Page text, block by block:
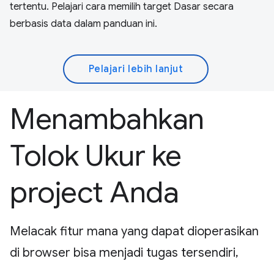
tertentu. Pelajari cara memilih target Dasar secara
berbasis data dalam panduan ini.
Pelajari lebih lanjut
Menambahkan
Tolok Ukur ke
project Anda
Melacak fitur mana yang dapat dioperasikan
di browser bisa menjadi tugas tersendiri,